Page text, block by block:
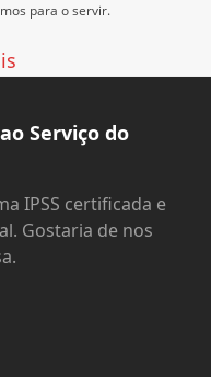
para o servir.
Serviço do
IPSS certificada e
Gostaria de nos